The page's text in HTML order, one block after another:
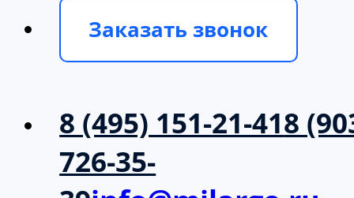
Заказать звонок
8 (495) 151-21-418
726-35-